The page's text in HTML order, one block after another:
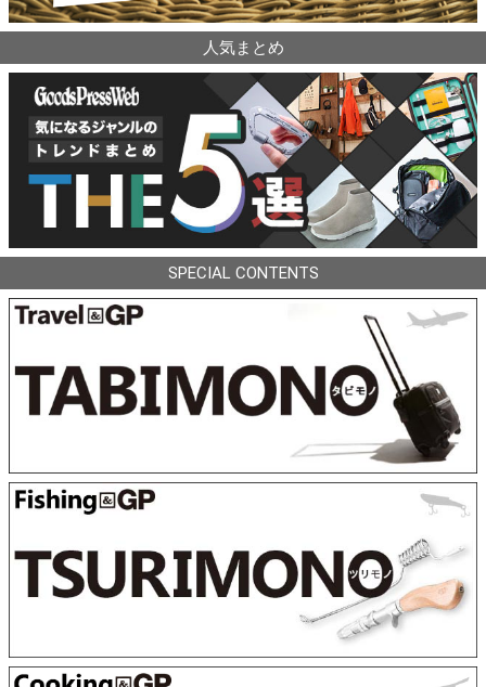
人気まとめ
SPECIAL CONTENTS